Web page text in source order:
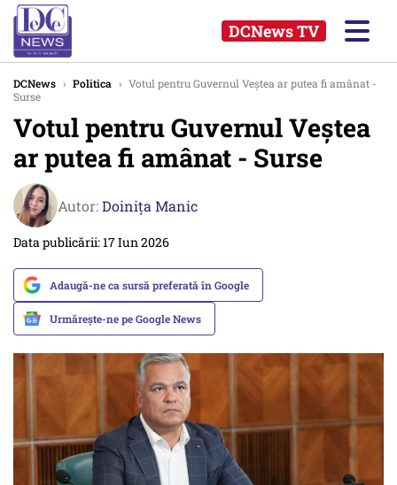
DCNews TV
DCNews › Politica › Votul pentru Guvernul Veștea ar putea fi amânat -
Surse
Votul pentru Guvernul Veștea
ar putea fi amânat - Surse
Autor:Doinița Manic
Data publicării: 17 Iun 2026
Adaugă-ne ca sursă preferată în Google
Urmărește-ne pe Google News